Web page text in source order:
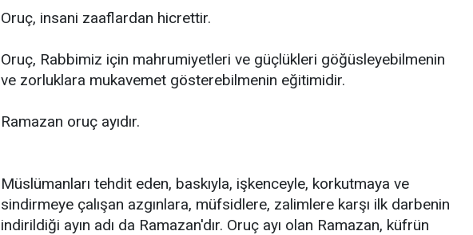
Oruç, insani zaaflardan hicrettir.
Oruç, Rabbimiz için mahrumiyetleri ve güçlükleri göğüsleyebilmenin
ve zorluklara mukavemet gösterebilmenin eğitimidir.
Ramazan oruç ayıdır.
Müslümanları tehdit eden, baskıyla, işkenceyle, korkutmaya ve
sindirmeye çalışan azgınlara, müfsidlere, zalimlere karşı ilk darbenin
indirildiği ayın adı da Ramazan'dır. Oruç ayı olan Ramazan, küfrün